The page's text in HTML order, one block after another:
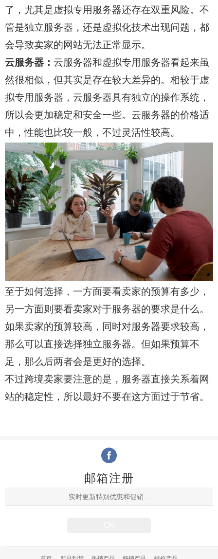
了，尤其是虚拟专用服务器还存在双重风险。不
管是独立服务器，还是虚拟化技术出现问题，都
会导致卖家的网站无法正常显示。
云服务器： 云服务器和虚拟专用服务器看起来虽
然很相似，但其实是存在较大差异的。相较于虚
拟专用服务器，云服务器具有独立的操作系统，
所以会更加稳定和安全一些。云服务器的价格适
中，性能也比较一般，不过灵活性较高。
至于如何选择，一方面要看卖家的预算有多少，
另一方面则要看卖家对于服务器的要求是什么。
如果卖家的预算较高，同时对服务器要求较高，
那么可以直接选择独立服务器。但如果预算不
足，那么后两者会是更好的选择。
不过跨境卖家要注意的是，服务器直接关系着网
站的稳定性，所以最好不要在这方面过于节省。
邮箱注册